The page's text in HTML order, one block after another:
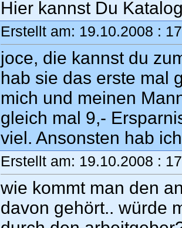
Hier kannst Du
Erstellt am: 19.10.2008 :
joce, die kannst du
hab sie das erste mal
mich und meinen
gleich mal 9,-
viel. Ansonsten hab
Erstellt am: 19.10.2008 :
wie kommt man den
davon gehört.. würde